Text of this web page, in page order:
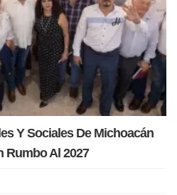
Y Sociales De Michoacán
Rumbo Al 2027